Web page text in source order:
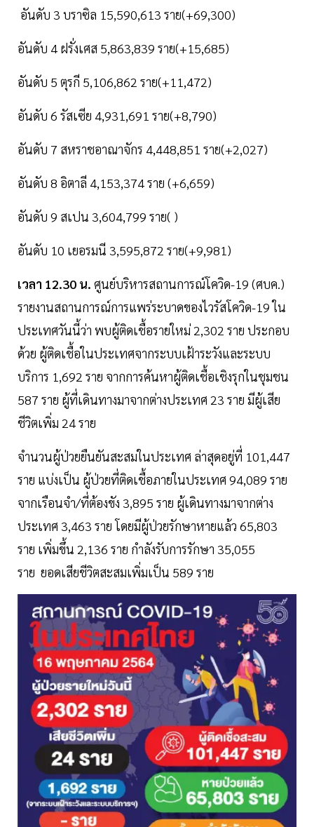
อันดับ 3 บราซิล 15,590,613 ราย(+69,300)
อันดับ 4 ฝรั่งเศส 5,863,839 ราย(+15,685)
อันดับ 5 ตุรกี 5,106,862 ราย(+11,472)
อันดับ 6 รัสเซีย 4,931,691 ราย(+8,790)
อันดับ 7 สหราชอาณาจักร 4,448,851 ราย(+2,027)
อันดับ 8 อิตาลี 4,153,374 ราย (+6,659)
อันดับ 9 สเปน 3,604,799 ราย( )
อันดับ 10 เยอรมนี 3,595,872 ราย(+9,981)
เวลา 12.30 น. ศูนย์บริหารสถานการณ์โควิด-19 (ศบค.)
รายงานสถานการณ์การแพร่ระบาดของไวรัสโควิด-19 ใน
ประเทศวันนี้ว่า พบผู้ติดเชื้อรายใหม่ 2,302 ราย ประกอบ
ด้วย ผู้ติดเชื้อในประเทศจากระบบเฝ้าระวังและระบบ
บริการ 1,692 ราย จากการค้นหาผู้ติดเชื้อเชิงรุกในชุมชน
587 ราย ผู้ที่เดินทางมาจากต่างประเทศ 23 ราย มีผู้เสีย
ชีวิตเพิ่ม 24 ราย
จำนวนผู้ป่วยยืนยันสะสมในประเทศ ล่าสุดอยู่ที่ 101,447
ราย แบ่งเป็น ผู้ป่วยที่ติดเชื้อภายในประเทศ 94,089 ราย
จากเรือนจำ/ที่ต้องขัง 3,895 ราย ผู้เดินทางมาจากต่าง
ประเทศ 3,463 ราย โดยมีผู้ป่วยรักษาหายแล้ว 65,803
ราย เพิ่มขึ้น 2,136 ราย กำลังรับการรักษา 35,055
ราย ยอดเสียชีวิตสะสมเพิ่มเป็น 589 ราย